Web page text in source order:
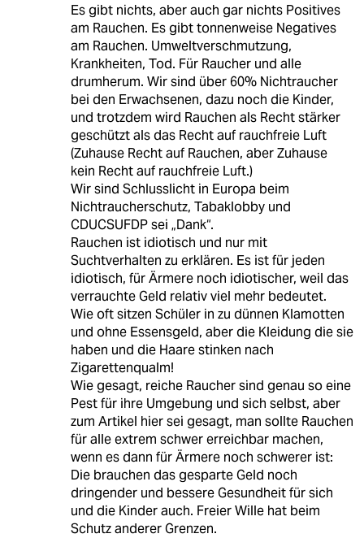
Es gibt nichts, aber auch gar nichts Positives
am Rauchen. Es gibt tonnenweise Negatives
am Rauchen. Umweltverschmutzung,
Krankheiten, Tod. Für Raucher und alle
drumherum. Wir sind über 60% Nichtraucher
bei den Erwachsenen, dazu noch die Kinder,
und trotzdem wird Rauchen als Recht stärker
geschützt als das Recht auf rauchfreie Luft
(Zuhause Recht auf Rauchen, aber Zuhause
kein Recht auf rauchfreie Luft.)
Wir sind Schlusslicht in Europa beim
Nichtraucherschutz, Tabaklobby und
CDUCSUFDP sei „Dank“.
Rauchen ist idiotisch und nur mit
Suchtverhalten zu erklären. Es ist für jeden
idiotisch, für Ärmere noch idiotischer, weil das
verrauchte Geld relativ viel mehr bedeutet.
Wie oft sitzen Schüler in zu dünnen Klamotten
und ohne Essensgeld, aber die Kleidung die sie
haben und die Haare stinken nach
Zigarettenqualm!
Wie gesagt, reiche Raucher sind genau so eine
Pest für ihre Umgebung und sich selbst, aber
zum Artikel hier sei gesagt, man sollte Rauchen
für alle extrem schwer erreichbar machen,
wenn es dann für Ärmere noch schwerer ist:
Die brauchen das gesparte Geld noch
dringender und bessere Gesundheit für sich
und die Kinder auch. Freier Wille hat beim
Schutz anderer Grenzen.